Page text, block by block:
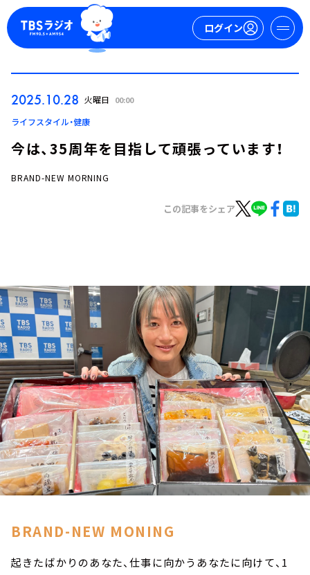
ログイン
ログイン
トピックス
TBS Podcast
お知らせ
イベント・グッズ
YouTube
会社情報
2025.10.28 火曜日 00:00
ライフスタイル・健康
今は、35周年を目指して頑張っています！
BRAND-NEW MORNING
この記事をシェア
BRAND-NEW MONING
起きたばかりのあなた、仕事に向かうあなたに向けて、1